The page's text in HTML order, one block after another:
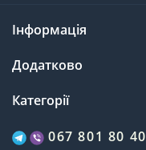
Інформація
Додатково
Категорії
067 801 80 40